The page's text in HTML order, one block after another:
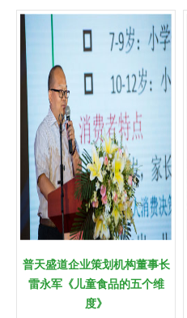
普天盛道企业策划机构董事长
雷永军《儿童食品的五个维
度》